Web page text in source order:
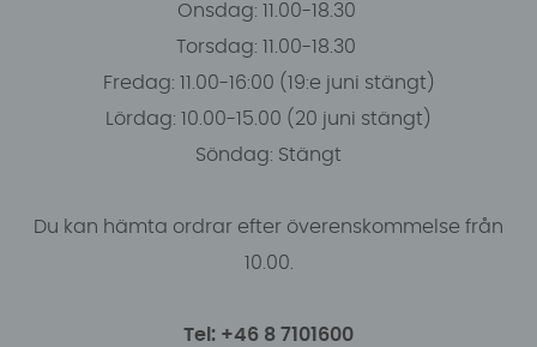
Onsdag: 11.00-18.30
Torsdag: 11.00-18.30
Fredag: 11.00-16:00 (19:e juni stängt)
Lördag: 10.00-15.00 (20 juni stängt)
Söndag: Stängt
Du kan hämta ordrar efter överenskommelse från
10.00.
Tel: +46 8 7101600